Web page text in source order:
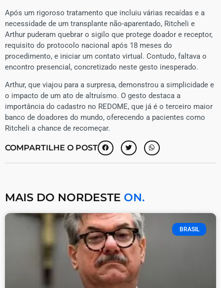
Após um rigoroso tratamento que incluiu várias recaídas e a
necessidade de um transplante não-aparentado, Ritcheli e
Arthur puderam quebrar o sigilo que protege doador e receptor,
requisito do protocolo nacional após 18 meses do
procedimento, e iniciar um contato virtual. Contudo, faltava o
encontro presencial, concretizado neste gesto inesperado.
Arthur, que viajou para a surpresa, demonstrou a simplicidade e
o impacto de um ato de altruísmo. O gesto destaca a
importância do cadastro no REDOME, que já é o terceiro maior
banco de doadores do mundo, oferecendo a pacientes como
Ritcheli a chance de recomeçar.
COMPARTILHE O POST
MAIS DO NORDESTE ON.
BRASIL